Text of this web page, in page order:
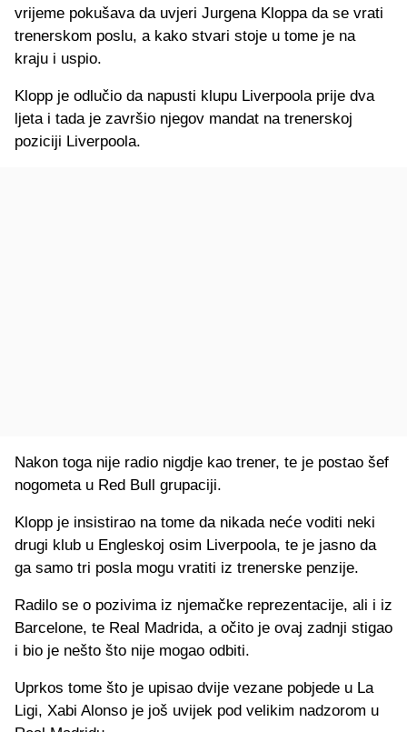
vrijeme pokušava da uvjeri Jurgena Kloppa da se vrati
trenerskom poslu, a kako stvari stoje u tome je na
kraju i uspio.
Klopp je odlučio da napusti klupu Liverpoola prije dva
ljeta i tada je završio njegov mandat na trenerskoj
poziciji Liverpoola.
Nakon toga nije radio nigdje kao trener, te je postao šef
nogometa u Red Bull grupaciji.
Klopp je insistirao na tome da nikada neće voditi neki
drugi klub u Engleskoj osim Liverpoola, te je jasno da
ga samo tri posla mogu vratiti iz trenerske penzije.
Radilo se o pozivima iz njemačke reprezentacije, ali i iz
Barcelone, te Real Madrida, a očito je ovaj zadnji stigao
i bio je nešto što nije mogao odbiti.
Uprkos tome što je upisao dvije vezane pobjede u La
Ligi, Xabi Alonso je još uvijek pod velikim nadzorom u